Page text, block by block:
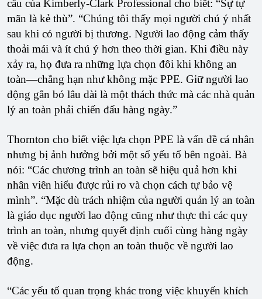
cầu của Kimberly-Clark Professional cho biết: “Sự tự
mãn là kẻ thù”. “Chúng tôi thấy mọi người chú ý nhất
sau khi có người bị thương. Người lao động cảm thấy
thoải mái và ít chú ý hơn theo thời gian. Khi điều này
xảy ra, họ đưa ra những lựa chọn đôi khi không an
toàn—chẳng hạn như không mặc PPE. Giữ người lao
động gắn bó lâu dài là một thách thức mà các nhà quản
lý an toàn phải chiến đấu hàng ngày.”
Thornton cho biết việc lựa chọn PPE là vấn đề cá nhân
nhưng bị ảnh hưởng bởi một số yếu tố bên ngoài. Bà
nói: “Các chương trình an toàn sẽ hiệu quả hơn khi
nhân viên hiểu được rủi ro và chọn cách tự bảo vệ
mình”. “Mặc dù trách nhiệm của người quản lý an toàn
là giáo dục người lao động cũng như thực thi các quy
trình an toàn, nhưng quyết định cuối cùng hàng ngày
về việc đưa ra lựa chọn an toàn thuộc về người lao
động.
“Các yếu tố quan trọng khác trong việc khuyến khích